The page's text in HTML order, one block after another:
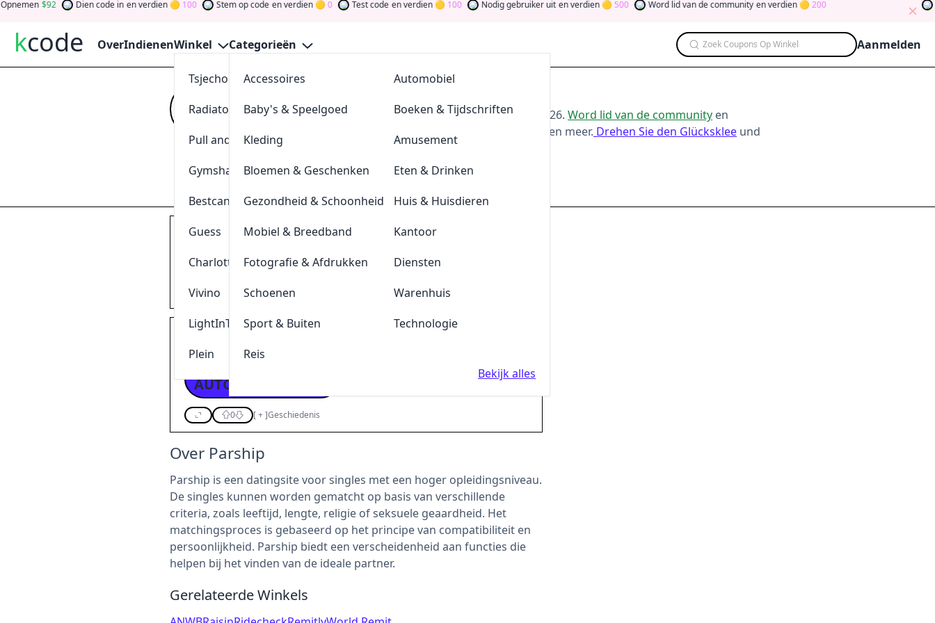
92 Dien code in en verdien 100 Stem op code en verdien 0 Test code en verdien 100 Nodig gebruiker uit en verdien 500 Word lid van de community en verdien 200
kcode OverIndienenWinkel
Tsjechoreizen
AllesvoorBBQ
Radiatorendiscounter
De Klompengigant
Pull and Bear
Lensonline
Gymshark
Quickjewels
Bestcanvas
BrewDog
Guess
Tefal
Charlotte Tilbury
Durex
Vivino
LightInThebox
Fun en Feest
Plein
Categorieën
Accessoires
Automobiel
Baby's & Speelgoed
Boeken & Tijdschriften
Kleding
Amusement
Bloemen & Geschenken
Eten & Drinken
Gezondheid & Schoonheid
Huis & Huisdieren
Mobiel & Breedband
Kantoor
Fotografie & Afdrukken
Diensten
Schoenen
Warenhuis
Sport & Buiten
Technologie
Reis
Bekijk alles
Zoek Coupons Op Winkel Aanmelden
Kijk opkcodevoor de beste Parship-aanbiedingen van aug 2026. Word lid van de community en
verdien tokens door bij te dragen via stemmen, testen, delen en meer. Drehen Sie den Glücksklee und
gewinnen Sie Geld
Indienen parship.nl
Geniet van maar liefst30%korting als je onze kortingscode gebr
GEEN KORTINGSCODE NODIG
[+]Geschiedenis
Parship korting: krijg maar liefst
korting op jouw abonneme
nt
0 [+]Geschiedenis
Over Parship
Parship is een datingsite voor singles met een hoger opleidingsniveau.
De singles kunnen worden gematcht op basis van verschillende
criteria, zoals leeftijd, lengte, religie of seksuele geaardheid. Het
matchingsproces is gebaseerd op het principe van compatibiliteit en
persoonlijkheid. Parship biedt een verscheidenheid aan functies die
helpen bij het vinden van de ideale partner.
Gerelateerde Winkels